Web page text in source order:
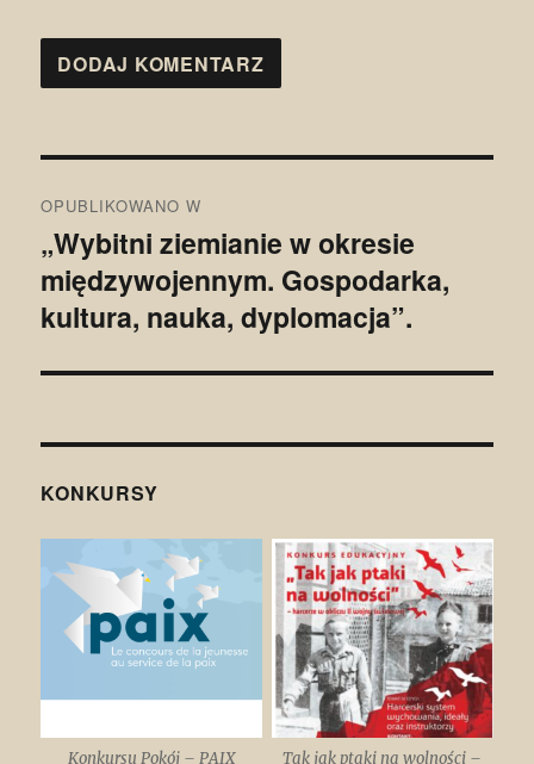
wpisu
OPUBLIKOWANO W
„Wybitni ziemianie w okresie
międzywojennym. Gospodarka,
kultura, nauka, dyplomacja”.
KONKURSY
Konkursu Pokój – PAIX
Tak jak ptaki na wolności –